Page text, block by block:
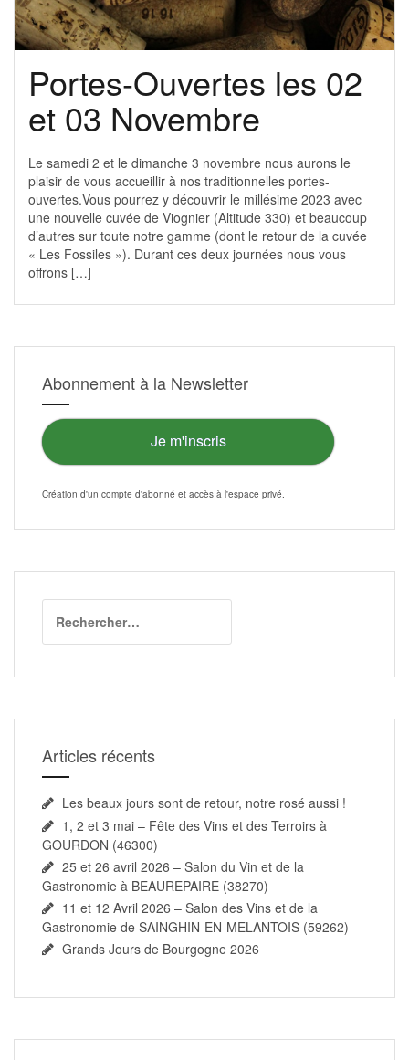
Portes-Ouvertes les 02
et 03 Novembre
Le samedi 2 et le dimanche 3 novembre nous aurons le
plaisir de vous accueillir à nos traditionnelles portes-
ouvertes.Vous pourrez y découvrir le millésime 2023 avec
une nouvelle cuvée de Viognier (Altitude 330) et beaucoup
d’autres sur toute notre gamme (dont le retour de la cuvée
« Les Fossiles »). Durant ces deux journées nous vous
offrons […]
Abonnement à la Newsletter
Je m'inscris
Création d'un compte d'abonné et accès à l'espace privé
Articles récents
Les beaux jours sont de retour, notre rosé aussi !
1, 2 et 3 mai – Fête des Vins et des Terroirs à
GOURDON (46300)
25 et 26 avril 2026 – Salon du Vin et de la
Gastronomie à BEAUREPAIRE (38270)
11 et 12 Avril 2026 – Salon des Vins et de la
Gastronomie de SAINGHIN-EN-MELANTOIS (59262)
Grands Jours de Bourgogne 2026